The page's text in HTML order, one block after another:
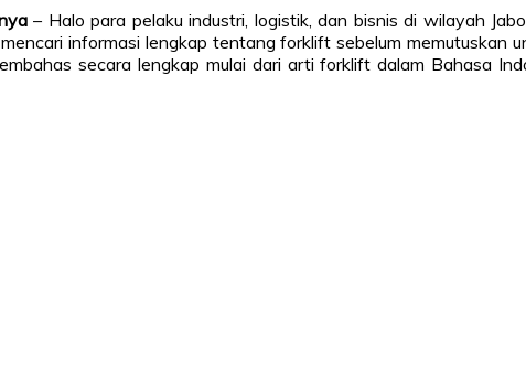
– Halo para pelaku industri, logistik, dan bisnis di wilayah
informasi lengkap tentang forklift sebelum
secara lengkap mulai dari arti forklift dalam Bahasa